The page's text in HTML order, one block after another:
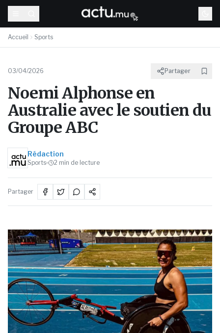
Accueil Sports
03/04/2026 Partager
Noemi Alphonse en
Australie avec le soutien du
Groupe ABC
Rédaction
Sports 2 min de lecture
Partager